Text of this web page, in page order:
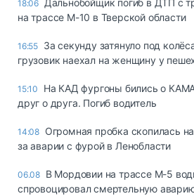
18:06 Дальнобойщик погиб в ДТП с
на трассе М-10 в Тверской области
16:55 За секунду затянуло под
грузовик наехал на женщину у
15:10
На КАД фургоны бились о
друг о друга. Погиб водитель
14:08 Огромная пробка скопилась
за аварии с фурой в Ленобласти
06.08 В Мордовии на трассе М-5
спровоцировал смертельную